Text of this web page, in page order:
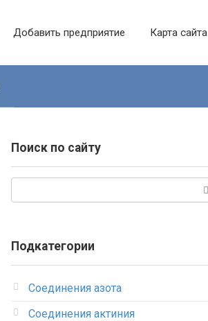
Добавить предприятие Карта сайта
Поиск по сайту
Подкатегории
Соединения азота
Соединения актиния